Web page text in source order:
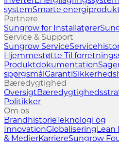
systemSmarte
Partnere
Sungrow for Installatører
Service & Support
Sungrow Service
Hjemmestøtte Til
Produktdokumentation
spørgsmålGaranti
Bæredygtighed
Oversigt
Politikker
Om os
BrandhistorieTeknologi og
InnovationGlobaliseringLean
& MedierKarriereSungrow